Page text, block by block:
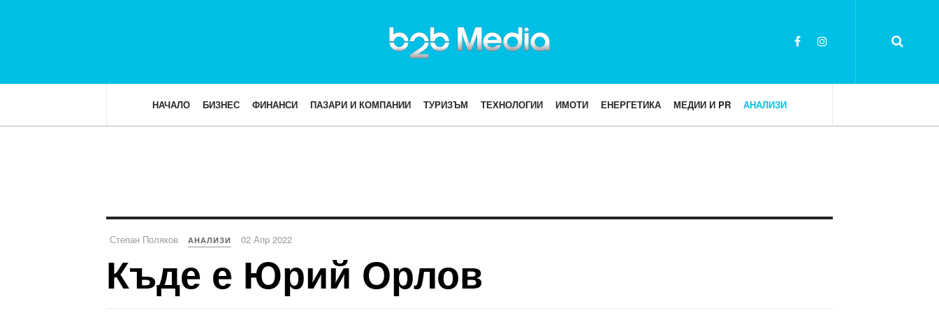
НАЧАЛО БИЗНЕС ФИНАНСИ ПАЗАРИ И КОМПАНИИ ТУРИЗЪМ ТЕХНОЛОГИИ ИМОТИ ЕНЕРГЕТИКА МЕДИИ И PR АНАЛИЗИ
Степан Поляков АНАЛИЗИ 02 Апр 2022
Къде е Юрий Орлов